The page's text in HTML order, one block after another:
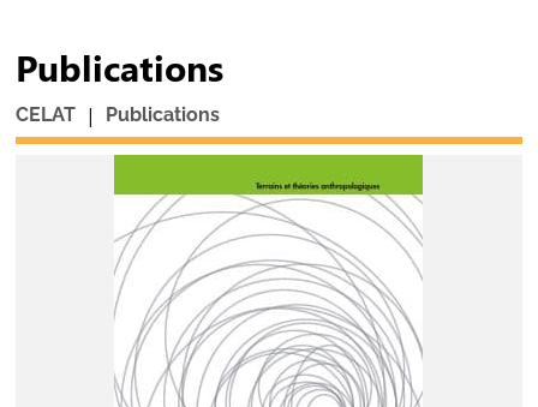
Publications
CELAT | Publications